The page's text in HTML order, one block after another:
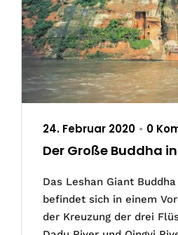
24. Februar 2020 • 0
Der Große Buddha
Das Leshan Giant
befindet sich in einem
der Kreuzung der drei